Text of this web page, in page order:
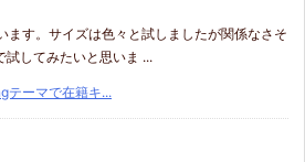
ます。サイズは色々と試しましたが関係なさそ
してみたいと思いま ...
テーマで在籍キ...